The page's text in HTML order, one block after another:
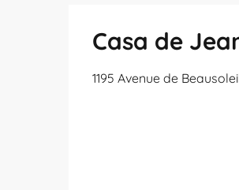
Casa de
1195 Avenue de